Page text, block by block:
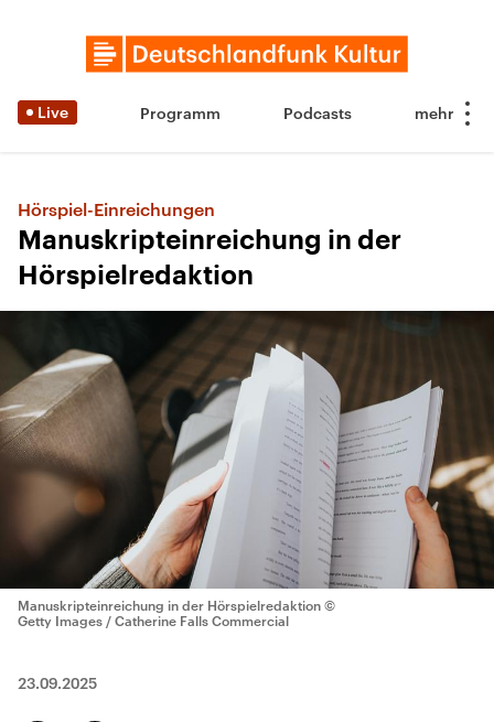
Live Programm Podcasts
Hörspiel-Einreichungen
Manuskripteinreichung in der
Hörspielredaktion
Manuskripteinreichung in der Hörspielredaktion ©
Getty Images / Catherine Falls Commercial
23.09.2025